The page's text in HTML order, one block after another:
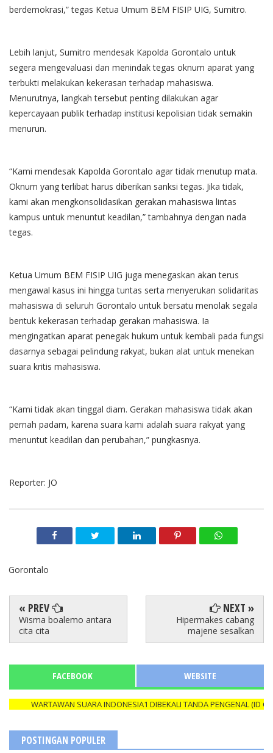
berdemokrasi,” tegas Ketua Umum BEM FISIP UIG, Sumitro.
Lebih lanjut, Sumitro mendesak Kapolda Gorontalo untuk
segera mengevaluasi dan menindak tegas oknum aparat yang
terbukti melakukan kekerasan terhadap mahasiswa.
Menurutnya, langkah tersebut penting dilakukan agar
kepercayaan publik terhadap institusi kepolisian tidak semakin
menurun.
“Kami mendesak Kapolda Gorontalo agar tidak menutup mata.
Oknum yang terlibat harus diberikan sanksi tegas. Jika tidak,
kami akan mengkonsolidasikan gerakan mahasiswa lintas
kampus untuk menuntut keadilan,” tambahnya dengan nada
tegas.
Ketua Umum BEM FISIP UIG juga menegaskan akan terus
mengawal kasus ini hingga tuntas serta menyerukan solidaritas
mahasiswa di seluruh Gorontalo untuk bersatu menolak segala
bentuk kekerasan terhadap gerakan mahasiswa. Ia
mengingatkan aparat penegak hukum untuk kembali pada fungsi
dasarnya sebagai pelindung rakyat, bukan alat untuk menekan
suara kritis mahasiswa.
“Kami tidak akan tinggal diam. Gerakan mahasiswa tidak akan
pernah padam, karena suara kami adalah suara rakyat yang
menuntut keadilan dan perubahan,” pungkasnya.
Reporter: JO
Gorontalo
« PREV
Wisma boalemo antara
cita cita
NEXT »
Hipermakes cabang
majene sesalkan
FACEBOOK WEBSITE
WARTAWAN SUARA INDONESIA1 DIBEKALI TANDA PENGENAL (ID
POSTINGAN POPULER